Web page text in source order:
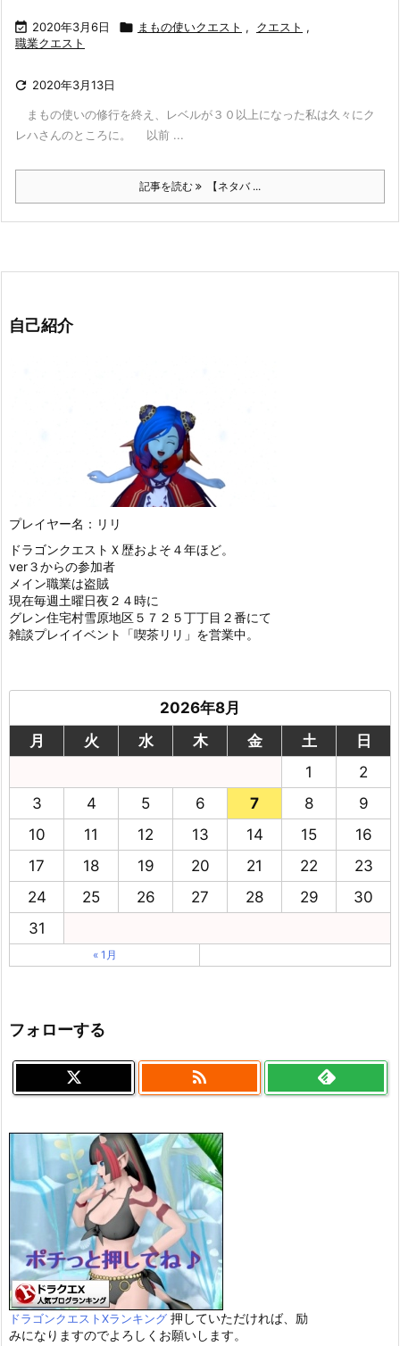
 2020年3月6日  まもの使いクエスト , クエスト ,
職業クエスト
 2020年3月13日
まもの使いの修行を終え、レベルが３０以上になった私は久々にク
レハさんのところに。 以前 ...
記事を読む 【ネタバ ...
自己紹介
プレイヤー名：リリ
ドラゴンクエストＸ歴およそ４年ほど。
ver３からの参加者
メイン職業は盗賊
現在毎週土曜日夜２４時に
グレン住宅村雪原地区５７２５丁丁目２番にて
雑談プレイイベント「喫茶リリ」を営業中。
2026年8月
月
火 水 木 金 土
日
1
2
3
4 5 6 7 8
9
10
11 12 13 14 15
16
17
18 19 20 21 22
23
24
25 26 27 28 29
30
31
« 1月
フォローする

ドラゴンクエストXランキング 押していただければ、励
みになりますのでよろしくお願いします。